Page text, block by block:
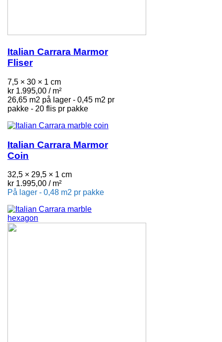
Italian Carrara Marmor
Fliser
7,5 × 30 × 1 cm
kr 1.995,00 / m²
26,65 m2 på lager - 0,45 m2 pr
pakke - 20 flis pr pakke
Italian Carrara Marmor
Coin
32,5 × 29,5 × 1 cm
kr 1.995,00 / m²
På lager - 0,48 m2 pr pakke